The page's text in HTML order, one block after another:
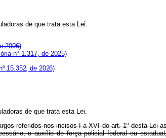
de que trata esta Lei.
2006)
nº 1.317, de 2025)
15.352, de 2026)
de que trata esta Lei.
referidos nos incisos I a XVI do art. 1º desta Lei
o auxílio de força policial federal ou